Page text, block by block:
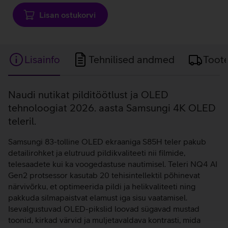
laadimine
Lisan ostukorvi
Lisainfo Tehnilised andmed
Lisainfo
Naudi nutikat pilditöötlust ja OLED
tehnoloogiat 2026. aasta Samsungi 4K OLED
teleril.
Samsungi 83-tolline OLED ekraaniga S85H teler pakub
detailirohket ja elutruud pildikvaliteeti nii filmide,
telesaadete kui ka voogedastuse nautimisel. Teleri NQ4 AI
Gen2 protsessor kasutab 20 tehisintellektil põhinevat
närvivõrku, et optimeerida pildi ja helikvaliteeti ning
pakkuda silmapaistvat elamust iga sisu vaatamisel.
Isevalgustuvad OLED-pikslid loovad sügavad mustad
toonid, kirkad värvid ja muljetavaldava kontrasti, mida